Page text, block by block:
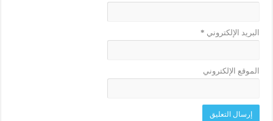
البريد الإلكتروني *
الموقع الإلكتروني